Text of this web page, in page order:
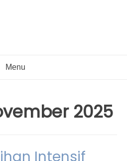
Menu
2025
Intensif